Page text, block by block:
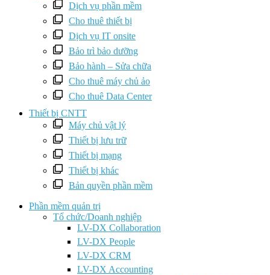
Dịch vụ phần mềm
Cho thuê thiết bị
Dịch vụ IT onsite
Bảo trì bảo dưỡng
Bảo hành – Sửa chữa
Cho thuê máy chủ ảo
Cho thuê Data Center
Thiết bị CNTT
Máy chủ vật lý
Thiết bị lưu trữ
Thiết bị mạng
Thiết bị khác
Bản quyền phần mềm
Phần mềm quản trị
Tổ chức/Doanh nghiệp
LV-DX Collaboration
LV-DX People
LV-DX CRM
LV-DX Accounting